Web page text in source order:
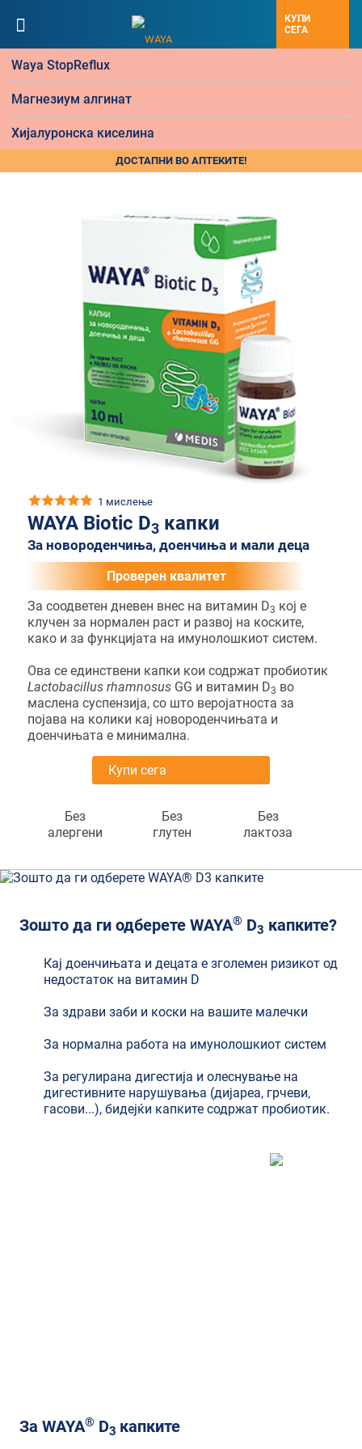
КУПИ
СЕГА
Waya StopReflux
Магнезиум алгинат
Хијалуронска киселина
ДОСТАПНИ ВО АПТЕКИТЕ!
1 мислење
WAYA Biotic D3капки
За новороденчиња, доенчиња и мали деца
Проверен квалитет
За соодветен дневен внес на витамин D3 кој е
клучен за нормален раст и развој на коските,
како и за функцијата на имунолошкиот систем.
Ова се единствени капки кои содржат пробиотик
Lactobacillus rhamnosusGG и витамин D3 во
маслена суспензија, со што веројатноста за
појава на колики кај новороденчињата и
доенчињата е минимална.
Купи сега
Без
алергени
Без
глутен
Без
лактоза
Зошто да ги одберете WAYA® D3 капките?
Кај доенчињата и децата е зголемен ризикот од
недостаток на витамин D
За здрави заби и коски на вашите малечки
За нормална работа на имунолошкиот систем
За регулирана дигестија и олеснување на
дигестивните нарушувања (дијареа, грчеви,
гасови...), бидејќи капките содржат пробиотик.
За WAYA® D3 капките